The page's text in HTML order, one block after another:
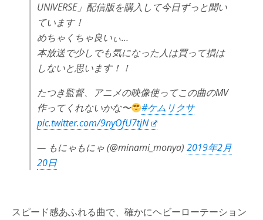
UNIVERSE」配信版を購入して今日ずっと聞い
ています！
めちゃくちゃ良いぃ…
本放送で少しでも気になった人は買って損は
しないと思います！！
たつき監督、アニメの映像使ってこの曲のMV
作ってくれないかな〜
#ケムリクサ
pic.twitter.com/9nyOfU7tjN
— もにゃもにゃ (@minami_monya) 2019年2月
20日
スピード感あふれる曲で、確かにヘビーローテーション